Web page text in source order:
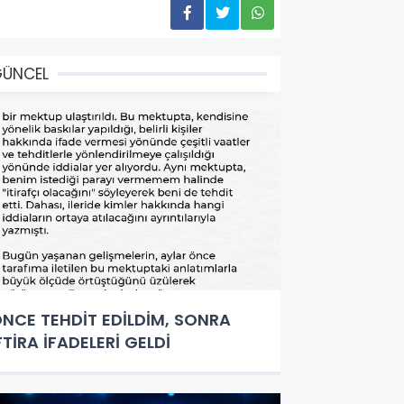
TEHDİT EDİLDİM, SONRA
İFADELERİ GELDİ